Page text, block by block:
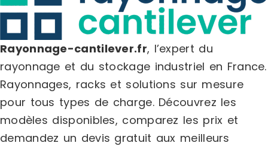
Rayonnage-cantilever.fr, l’expert du
rayonnage et du stockage industriel en France.
Rayonnages, racks et solutions sur mesure
pour tous types de charge. Découvrez les
modèles disponibles, comparez les prix et
demandez un devis gratuit aux meilleurs